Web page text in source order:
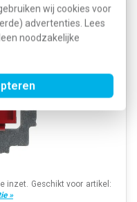
wij cookies voor
advertenties. Lees
noodzakelijke
rode inzet
inzet. Geschikt voor artikel:
»